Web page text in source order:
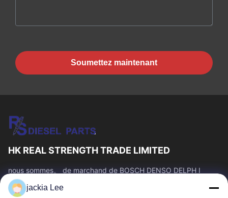
Soumettez maintenant
HK REAL STRENGTH TRADE LIMITED
nous sommes。 de marchand de BOSCH DENSO DELPH I
CATERPILLAR VOLVO CUMMINS TOYOTA ISUZU Company
nombre de whatsapp : 0086 159 2067 9523.
jackia Lee